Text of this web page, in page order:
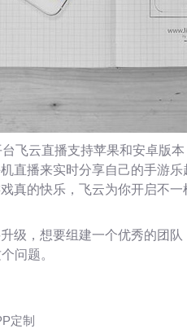
台飞云直播支持苹果和安卓版
直播来实时分享自己的手游
真的快乐，飞云为你开启不
级，想要组建一个优秀的团
问题。
定制